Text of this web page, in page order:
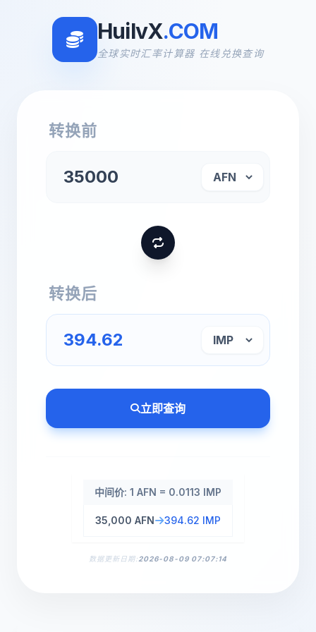
HuilvX.COM
全球实时汇率计算器 在线兑换查询
转换前
转换后
立即查询
中间价: 1 AFN = 0.0113 IMP
35,000 AFN 394.62 IMP
数据更新日期:2026-08-09 07:07:14